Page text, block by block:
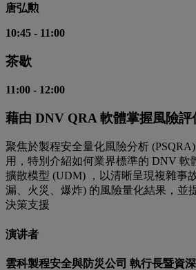
唐弘勲
10:45 - 11:00
茶歇
11:00 - 12:00
藉由 DNV QRA 軟體掌握風險評
聚焦於製程安全量化風險分析
用，特別介紹如何業界標準的 DNV 軟
擴散模型 (UDM) ，以清晰呈現複雜事
漏、火災、爆炸) 的風險量化結果，並
決策支援
演讲者
雲科製程安全與防災公司 執行長暨資